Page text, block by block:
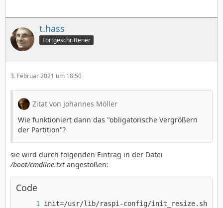
t.hass
Fortgeschrittener
3. Februar 2021 um 18:50
Zitat von Johannes Möller
Wie funktioniert dann das "obligatorische Vergrößern
der Partition"?
sie wird durch folgenden Eintrag in der Datei
/boot/cmdline.txt angestoßen:
Code
init=/usr/lib/raspi-config/init_resize.sh